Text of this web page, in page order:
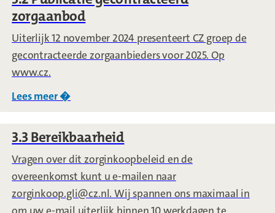
zorgaanbod
Uiterlijk 12 november 2024 presenteert CZ groep de
gecontracteerde zorgaanbieders voor 2025. Op
www.cz.
Lees meer �
3.3 Bereikbaarheid
Vragen over dit zorginkoopbeleid en de
overeenkomst kunt u e-mailen naar
zorginkoop.gli@cz.nl. Wij spannen ons maximaal in